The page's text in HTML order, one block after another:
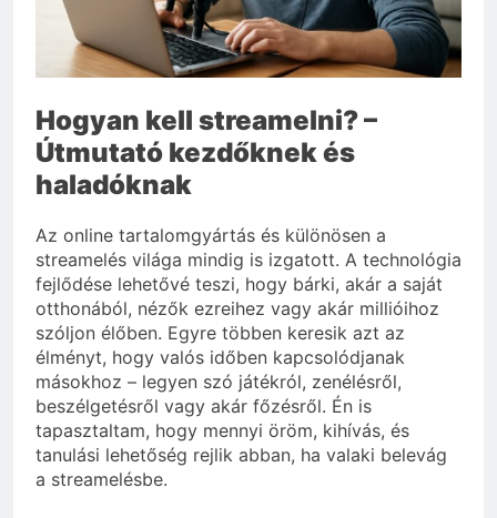
Miért fáj a váll?
3 Nap Ezelőtt
Hogyan kell streamelni? –
Útmutató kezdőknek és
haladóknak
Az online tartalomgyártás és különösen a
streamelés világa mindig is izgatott. A technológia
fejlődése lehetővé teszi, hogy bárki, akár a saját
otthonából, nézők ezreihez vagy akár millióihoz
szóljon élőben. Egyre többen keresik azt az
élményt, hogy valós időben kapcsolódjanak
másokhoz – legyen szó játékról, zenélésről,
beszélgetésről vagy akár főzésről. Én is
tapasztaltam, hogy mennyi öröm, kihívás, és
tanulási lehetőség rejlik abban, ha valaki belevág
a streamelésbe.